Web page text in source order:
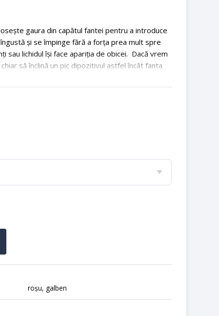
gaura din capătul fantei pentru a introduce
și se împinge fără a forța prea mult spre
sau lichidul își face apariția de obicei. Dacă vrem
să înclină un pic dipozitivul astfel încât fanta
or source(s) not found
plicuri, desigur. Singurele două condiții sunt să
să nu conțină beton solidificat. 🙂
roșu, galben